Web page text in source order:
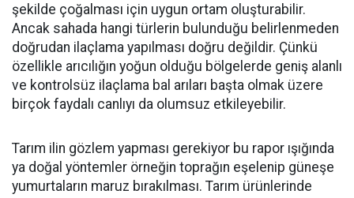
şekilde çoğalması için uygun ortam oluşturabilir.
Ancak sahada hangi türlerin bulunduğu belirlenmeden
doğrudan ilaçlama yapılması doğru değildir. Çünkü
özellikle arıcılığın yoğun olduğu bölgelerde geniş alanlı
ve kontrolsüz ilaçlama bal arıları başta olmak üzere
birçok faydalı canlıyı da olumsuz etkileyebilir.
Tarım ilin gözlem yapması gerekiyor bu rapor ışığında
ya doğal yöntemler örneğin toprağın eşelenip güneşe
yumurtaların maruz bırakılması. Tarım ürünlerinde